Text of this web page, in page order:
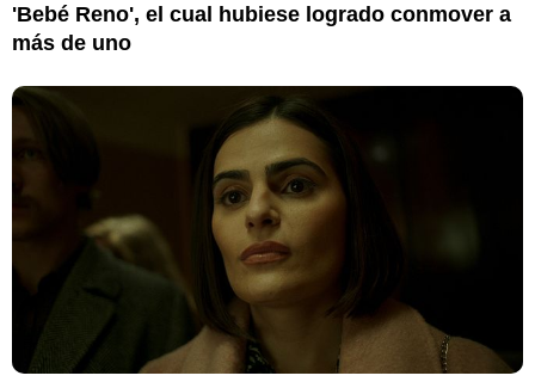
'Bebé Reno', el cual hubiese logrado conmover a
más de uno